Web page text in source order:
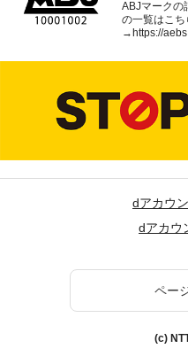
ABJマークの
の一覧はこち
→ https://
dアカウ
dアカウ
ペー
(c)